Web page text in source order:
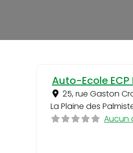
Auto-Ecole ECP
25, rue Gaston
La Plaine des
Aucun